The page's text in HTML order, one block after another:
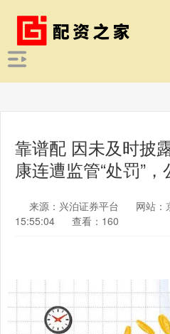
靠谱配 因未及时披
康连遭监管“处罚”
来源：兴泊证券平台 网站：
15:55:04
查看：160